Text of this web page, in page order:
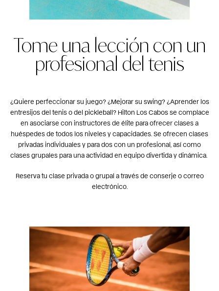
Tome una lección con un
profesional del tenis
¿Quiere perfeccionar su juego? ¿Mejorar su swing? ¿Aprender los
entresijos del tenis o del pickleball? Hilton Los Cabos se complace
en asociarse con instructores de élite para ofrecer clases a
huéspedes de todos los niveles y capacidades. Se ofrecen clases
privadas individuales y para dos con un profesional, así como
clases grupales para una actividad en equipo divertida y dinámica.
Reserva tu clase privada o grupal a través de conserje o correo
electrónico.